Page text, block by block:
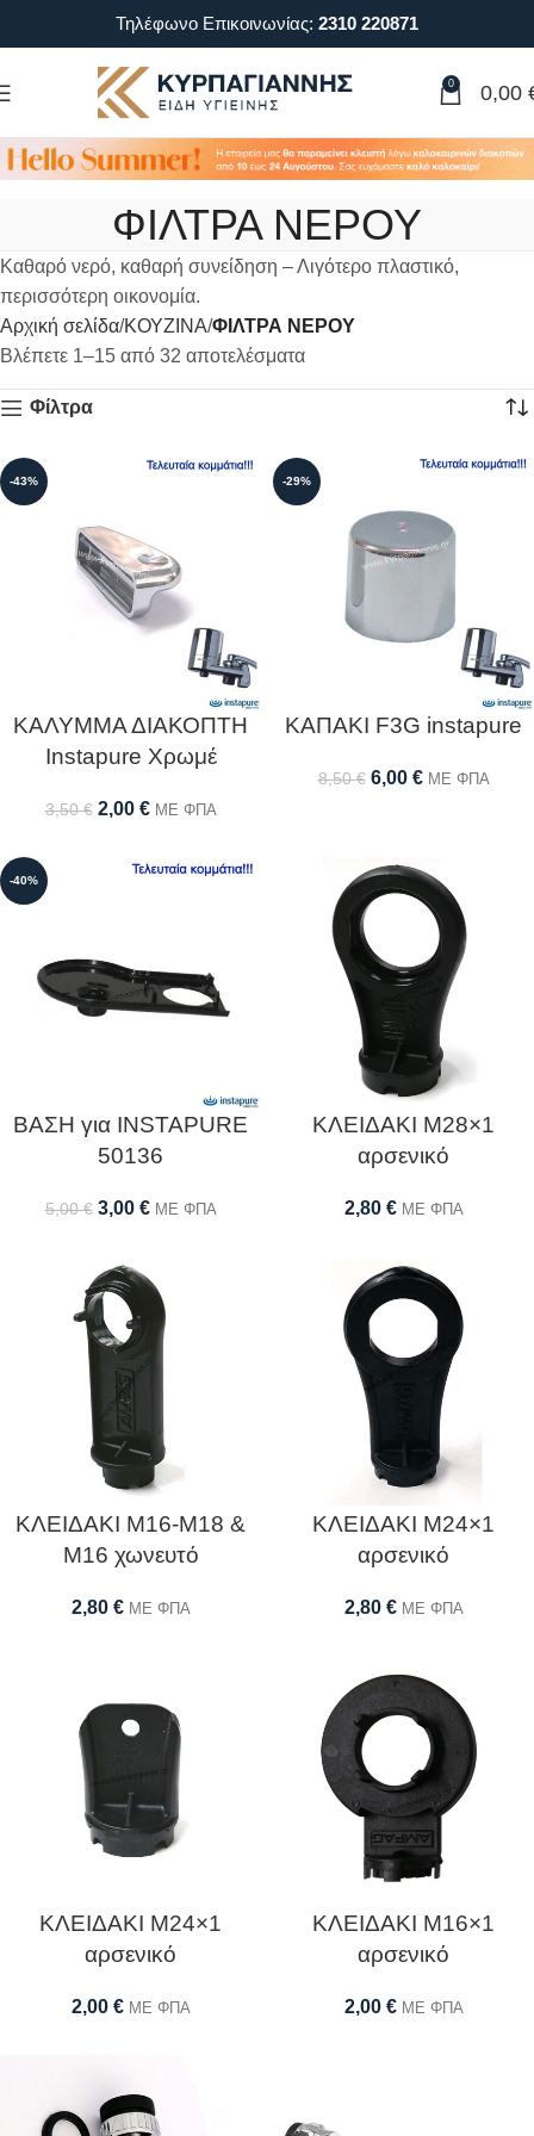
Τηλέφωνο Επικοινωνίας: 2310 220871
0 0,00
ΦΙΛΤΡΑ ΝΕΡΟΥ
Καθαρό νερό, καθαρή συνείδηση – Λιγότερο πλαστικό,
περισσότερη οικονομία.
Αρχική σελίδα ΚΟΥΖΙΝΑ ΦΙΛΤΡΑ ΝΕΡΟΥ
Βλέπετε 1–15 από 32 αποτελέσματα
Φίλτρα
-43%
ΚΑΛΥΜΜΑ ΔΙΑΚΟΠΤΗ
Instapure Χρωμέ
3,50€ 2,00 € ΜΕ ΦΠΑ
-29%
ΚΑΠΑΚΙ F3G instapure
8,50€ 6,00 € ΜΕ ΦΠΑ
-40%
ΒΑΣΗ για INSTAPURE
50136
5,00€ 3,00 € ΜΕ ΦΠΑ
ΚΛΕΙΔΑΚΙ Μ28×1
αρσενικό
2,80 € ΜΕ ΦΠΑ
ΚΛΕΙΔΑΚΙ Μ16-Μ18 &
Μ16 χωνευτό
2,80 € ΜΕ ΦΠΑ
ΚΛΕΙΔΑΚΙ Μ24×1
αρσενικό
2,80 € ΜΕ ΦΠΑ
ΚΛΕΙΔΑΚΙ Μ24×1
αρσενικό
2,00 € ΜΕ ΦΠΑ
ΚΛΕΙΔΑΚΙ Μ16×1
αρσενικό
2,00 € ΜΕ ΦΠΑ